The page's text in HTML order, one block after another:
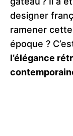
designer
ramener
époque ?
l’élégance